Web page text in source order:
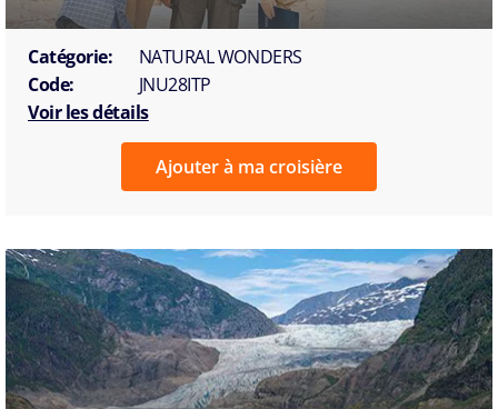
Catégorie:
NATURAL WONDERS
Code:
JNU28ITP
Voir les détails
Ajouter à ma croisière